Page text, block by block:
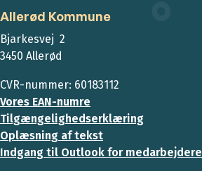
Allerød Kommune
Bjarkesvej 2
3450 Allerød
CVR-nummer: 60183112
Vores EAN-numre
Tilgængelighedserklæring
Oplæsning af tekst
Indgang til Outlook for medarbejdere